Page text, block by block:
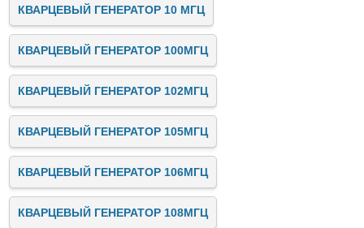
КВАРЦЕВЫЙ ГЕНЕРАТОР 10 МГЦ
КВАРЦЕВЫЙ ГЕНЕРАТОР 100МГЦ
КВАРЦЕВЫЙ ГЕНЕРАТОР 102МГЦ
КВАРЦЕВЫЙ ГЕНЕРАТОР 105МГЦ
КВАРЦЕВЫЙ ГЕНЕРАТОР 106МГЦ
КВАРЦЕВЫЙ ГЕНЕРАТОР 108МГЦ